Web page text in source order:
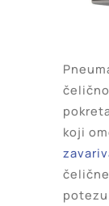
koji